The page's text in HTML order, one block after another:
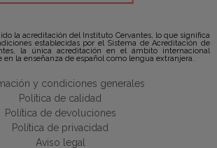
la acreditación del Instituto Cervantes, lo que significa
establecidas por el Sistema de Acreditación de
la única acreditación en el ámbito internacional
la enseñanza de español como lengua extranjera.
y condiciones generales
Política de calidad
Política de devoluciones
Política de privacidad
Aviso legal